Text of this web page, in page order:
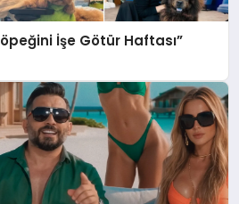
İşe Götür Haftası”